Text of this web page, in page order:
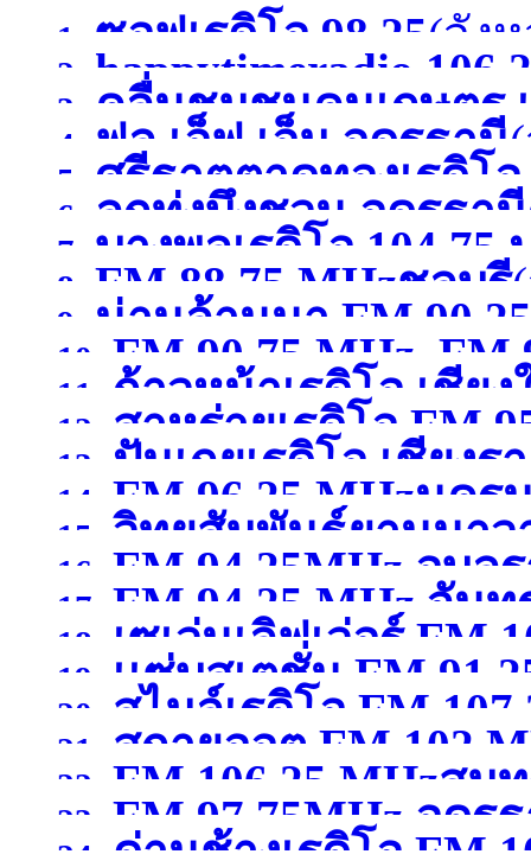
1. ซอฟเรดิโอ 98.25(จัง
2.
happytimeradio
)
3. คลื่นชุมชนคนเกษตร
4. ฟูล เอ็ฟ เอ็ม อุดรธานี
5.
ศรีธาตุตาดทองเรดิโ
อุดรธานี(จังหวัดอุดรธา
6. ลูกทุ่งบึงชวน อุดรธานี
7. บางพูลเรดิโอ 104.75
8. FM 88.75 MHzชลบุรี
9. น่านล้านนา FM
10. FM 90.75 MHz, FM
11. ก้าวหน้าเรดิโอ เชียง
12. สาหร่ายเรดิโอ FM
13. ปันเกยเรดิโอ เชียงร
14. FM 96.25 MHzนคร
15.
วิทยุสัมพันธ์ยานนาว
MHzกรุงเทพมหานคร(
16. FM 94.25MHz อุบล
17. FM 94.25 MHz จันท
18.
เซเว่นเลิฟเว่อร์ FM
สุพรรณบุรี )
19. เเซ่บสเตชั่น
20. สไมล์เรดิโอ FM
21. สกายออต FM 102
22. FM 106.25 MHzสมุ
)
23. FM 97.75MHz อุดร
24.
ด่านช้างเรดิโอ FM